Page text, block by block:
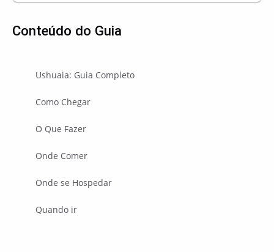
Conteúdo do Guia
Ushuaia: Guia Completo
Como Chegar
O Que Fazer
Onde Comer
Onde se Hospedar
Quando ir